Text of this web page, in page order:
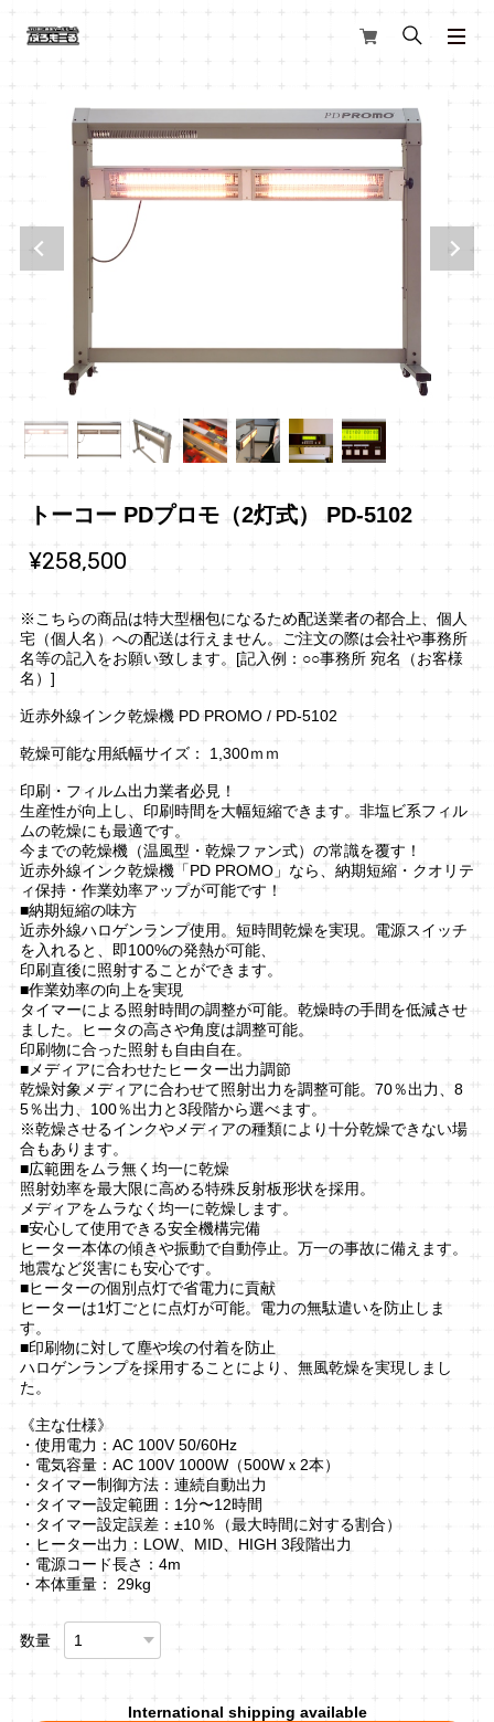
トーコー PDプロモ（2灯式） PD-5102
¥258,500
※こちらの商品は特大型梱包になるため配送業者の都合上、個人
宅（個人名）への配送は行えません。ご注文の際は会社や事務所
名等の記入をお願い致します。[記入例：○○事務所 宛名（お客様
名）]
近赤外線インク乾燥機 PD PROMO / PD-5102
乾燥可能な用紙幅サイズ： 1,300ｍｍ
印刷・フィルム出力業者必見！
生産性が向上し、印刷時間を大幅短縮できます。非塩ビ系フィル
ムの乾燥にも最適です。
今までの乾燥機（温風型・乾燥ファン式）の常識を覆す！
近赤外線インク乾燥機「PD PROMO」なら、納期短縮・クオリテ
ィ保持・作業効率アップが可能です！
■納期短縮の味方
近赤外線ハロゲンランプ使用。短時間乾燥を実現。電源スイッチ
を入れると、即100%の発熱が可能、
印刷直後に照射することができます。
■作業効率の向上を実現
タイマーによる照射時間の調整が可能。乾燥時の手間を低減させ
ました。ヒータの高さや角度は調整可能。
印刷物に合った照射も自由自在。
■メディアに合わせたヒーター出力調節
乾燥対象メディアに合わせて照射出力を調整可能。70％出力、8
5％出力、100％出力と3段階から選べます。
※乾燥させるインクやメディアの種類により十分乾燥できない場
合もあります。
■広範囲をムラ無く均一に乾燥
照射効率を最大限に高める特殊反射板形状を採用。
メディアをムラなく均一に乾燥します。
■安心して使用できる安全機構完備
ヒーター本体の傾きや振動で自動停止。万一の事故に備えます。
地震など災害にも安心です。
■ヒーターの個別点灯で省電力に貢献
ヒーターは1灯ごとに点灯が可能。電力の無駄遣いを防止しま
す。
■印刷物に対して塵や埃の付着を防止
ハロゲンランプを採用することにより、無風乾燥を実現しまし
た。
《主な仕様》
・使用電力：AC 100V 50/60Hz
・電気容量：AC 100V 1000W（500Wｘ2本）
・タイマー制御方法：連続自動出力
・タイマー設定範囲：1分〜12時間
・タイマー設定誤差：±10％（最大時間に対する割合）
・ヒーター出力：LOW、MID、HIGH 3段階出力
・電源コード長さ：4m
・本体重量： 29kg
数量
International shipping available